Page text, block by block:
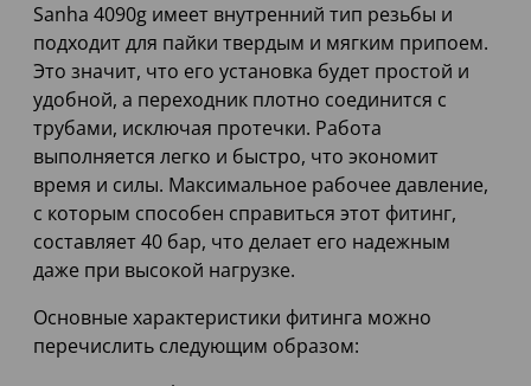
Sanha 4090g имеет внутренний тип резьбы и
подходит для пайки твердым и мягким припоем.
Это значит, что его установка будет простой и
удобной, а переходник плотно соединится с
трубами, исключая протечки. Работа
выполняется легко и быстро, что экономит
время и силы. Максимальное рабочее давление,
с которым способен справиться этот фитинг,
составляет 40 бар, что делает его надежным
даже при высокой нагрузке.
Основные характеристики фитинга можно
перечислить следующим образом: